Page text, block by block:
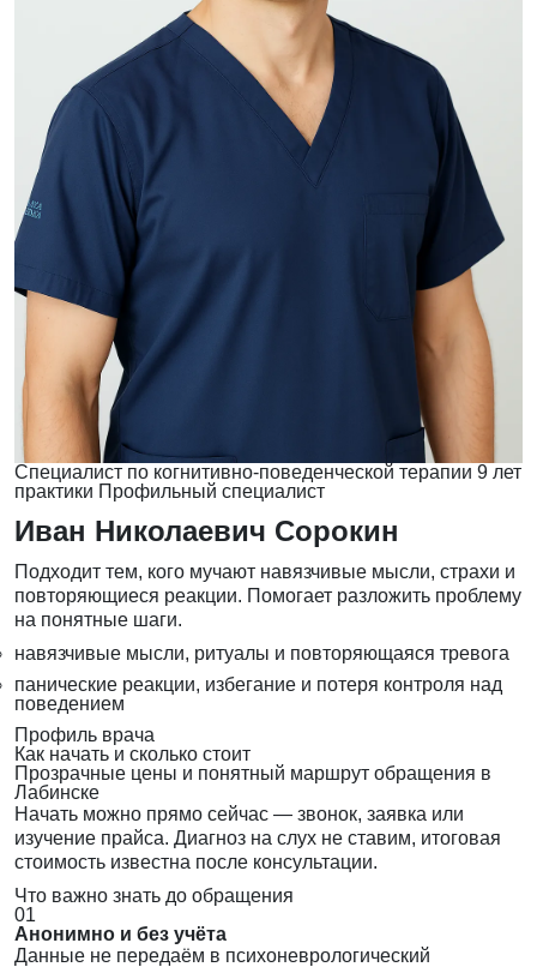
Специалист по когнитивно-поведенческой терапии 9 лет
практики Профильный специалист
Иван Николаевич Сорокин
Подходит тем, кого мучают навязчивые мысли, страхи и
повторяющиеся реакции. Помогает разложить проблему
на понятные шаги.
навязчивые мысли, ритуалы и повторяющаяся тревога
панические реакции, избегание и потеря контроля над
поведением
Профиль врача
Как начать и сколько стоит
Прозрачные цены и понятный маршрут обращения в
Лабинске
Начать можно прямо сейчас — звонок, заявка или
изучение прайса. Диагноз на слух не ставим, итоговая
стоимость известна после консультации.
Что важно знать до обращения
01
Анонимно и без учёта
Данные не передаём в психоневрологический